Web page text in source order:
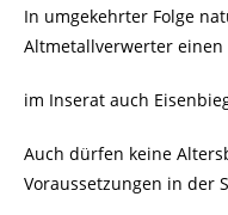
In umgekehrter Folge
Altmetallverwerter einen
im Inserat auch
Auch dürfen keine
Voraussetzungen in der